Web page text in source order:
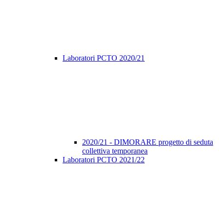
Laboratori PCTO 2020/21
2020/21 - DIMORARE progetto di seduta
collettiva temporanea
Laboratori PCTO 2021/22